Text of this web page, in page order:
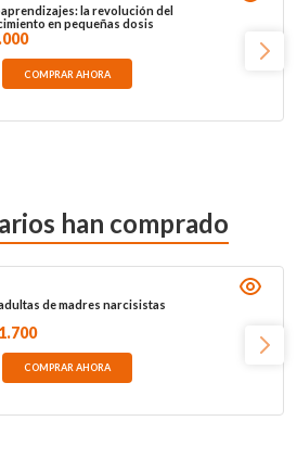
la revolución del
en pequeñas dosis
000
COMPRAR AHORA
han comprado
de madres narcisistas
.700
COMPRAR AHORA